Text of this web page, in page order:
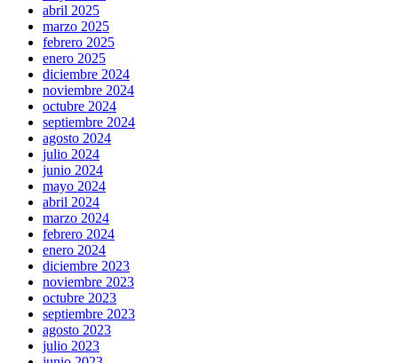
abril 2025
marzo 2025
febrero 2025
enero 2025
diciembre 2024
noviembre 2024
octubre 2024
septiembre 2024
agosto 2024
julio 2024
junio 2024
mayo 2024
abril 2024
marzo 2024
febrero 2024
enero 2024
diciembre 2023
noviembre 2023
octubre 2023
septiembre 2023
agosto 2023
julio 2023